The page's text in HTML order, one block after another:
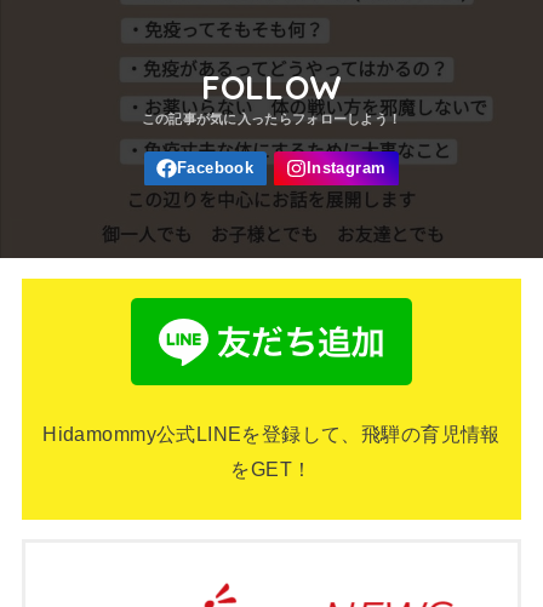
FOLLOW
Hidamommy公式LINEを登録して、飛騨の育児情報
をGET！